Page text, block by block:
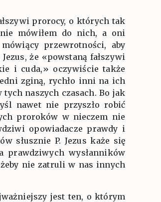
prorocy, o których tak
mówiłem do nich, a oni
przewrotności, aby
że «powstaną fałszywi
i cuda,» oczywiście także
zginą, rychło inni na ich
naszych czasach. Bo jak
nawet nie przyszło robić
proroków w nieczem nie
opowiadacze prawdy i
słusznie P. Jezus każe się
wysłanników
nie zatruli w nas innych
jest ten, o którym